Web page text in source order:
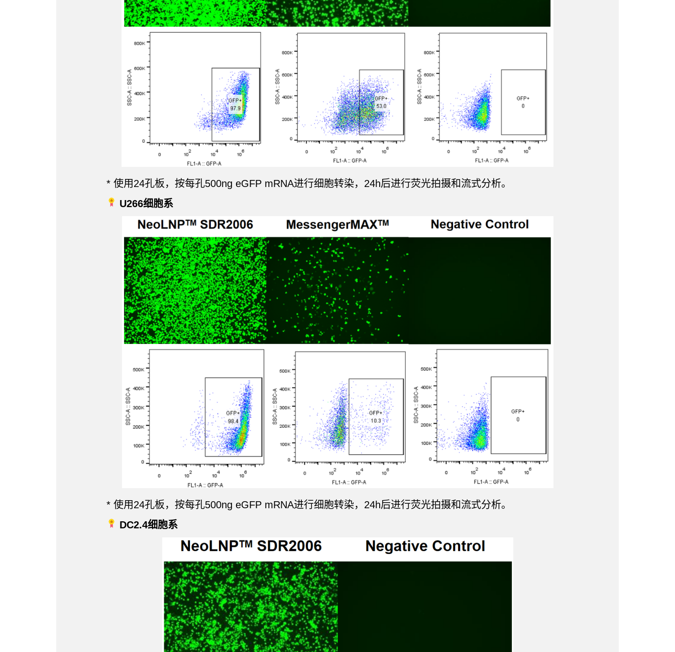
* 使用24孔板，按每孔500ng eGFP mRNA进行细胞转染，24h后进行荧光拍摄和流式分析。
U266细胞系
* 使用24孔板，按每孔500ng eGFP mRNA进行细胞转染，24h后进行荧光拍摄和流式分析。
DC2.4细胞系